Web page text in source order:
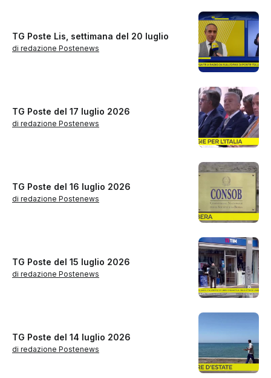
TG Poste Lis, settimana del 20 luglio
di redazione Postenews
TG Poste del 17 luglio 2026
di redazione Postenews
TG Poste del 16 luglio 2026
di redazione Postenews
TG Poste del 15 luglio 2026
di redazione Postenews
TG Poste del 14 luglio 2026
di redazione Postenews